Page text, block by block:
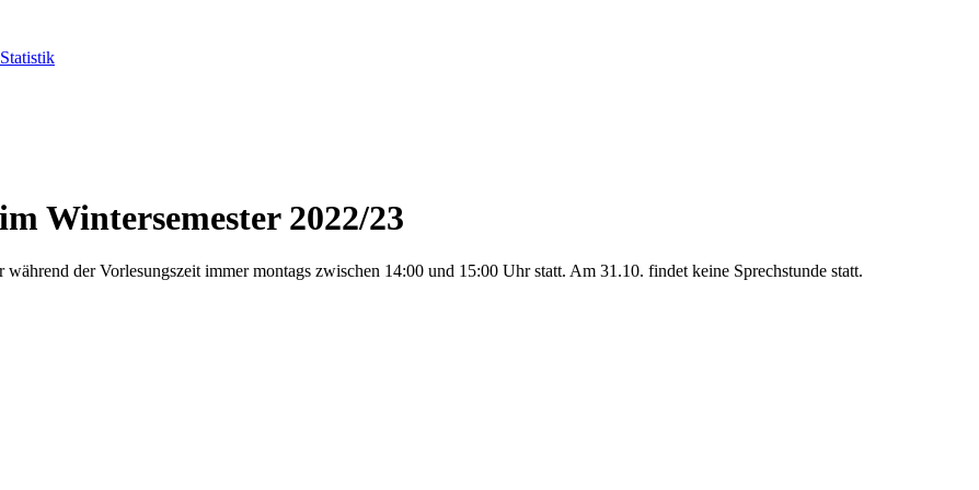
Wintersemester 2022/23
der Vorlesungszeit immer montags zwischen 14:00 und 15:00 Uhr statt. Am 31.10. findet keine Sprechstunde statt.